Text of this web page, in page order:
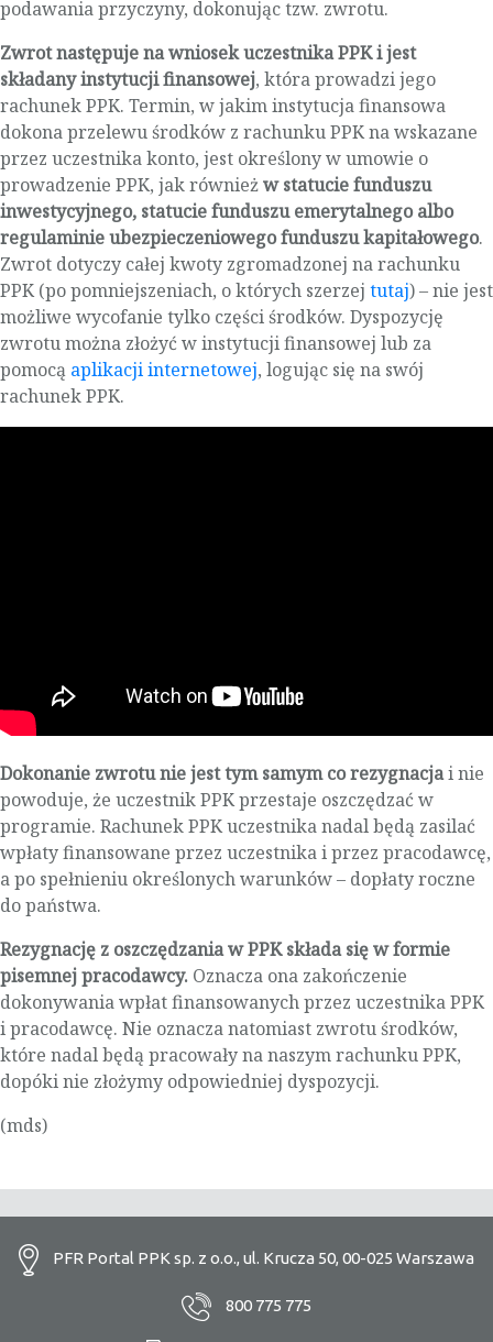
podawania przyczyny, dokonując tzw. zwrotu.
Zwrot następuje na wniosek uczestnika PPK i jest
składany instytucji finansowej, która prowadzi jego
rachunek PPK. Termin, w jakim instytucja finansowa
dokona przelewu środków z rachunku PPK na wskazane
przez uczestnika konto, jest określony w umowie o
prowadzenie PPK, jak równieżw statucie funduszu
inwestycyjnego, statucie funduszu emerytalnego albo
regulaminie ubezpieczeniowego funduszu kapitałowego.
Zwrot dotyczy całej kwoty zgromadzonej na rachunku
PPK (po pomniejszeniach, o których szerzej tutaj) – nie jest
możliwe wycofanie tylko części środków. Dyspozycję
zwrotu można złożyć w instytucji finansowej lub za
pomocą aplikacji internetowej, logując się na swój
rachunek PPK.
Dokonanie zwrotu nie jest tym samym co rezygnacjai nie
powoduje, że uczestnik PPK przestaje oszczędzać w
programie. Rachunek PPK uczestnika nadal będą zasilać
wpłaty finansowane przez uczestnika i przez pracodawcę,
a po spełnieniu określonych warunków – dopłaty roczne
do państwa.
Rezygnację z oszczędzania w PPK składa się w formie
pisemnej pracodawcy. Oznacza ona zakończenie
dokonywania wpłat finansowanych przez uczestnika PPK
i pracodawcę. Nie oznacza natomiast zwrotu środków,
które nadal będą pracowały na naszym rachunku PPK,
dopóki nie złożymy odpowiedniej dyspozycji.
(mds)
PFR Portal PPK sp. z o.o., ul. Krucza 50, 00-025 Warszawa
800 775 775